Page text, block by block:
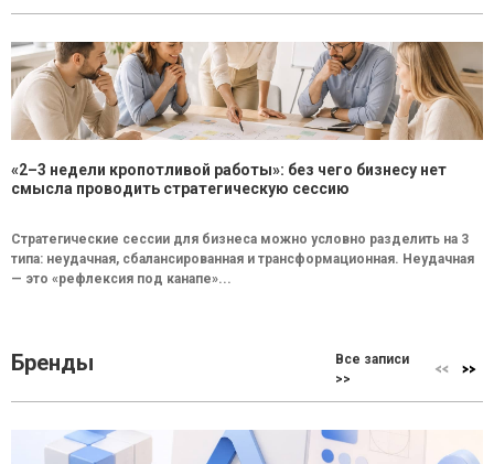
«2–3 недели кропотливой работы»: без чего бизнесу нет
смысла проводить стратегическую сессию
Стратегические сессии для бизнеса можно условно разделить на 3
типа: неудачная, сбалансированная и трансформационная. Неудачная
— это «рефлексия под канапе»...
Бренды
Все записи
>>